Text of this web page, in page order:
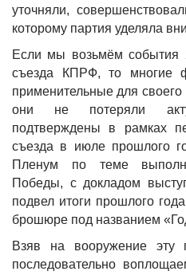
уточняли,
которому партия уделяла
Если мы возьмём события
съезда КПРФ, то многие
применительные для
они не потеряли
подтверждены в рамках
съезда в июле прошлого
Пленум по теме
Победы, с докладом
подвел итоги прошлого
брошюре под названием
Взяв на вооружение эту
последовательно